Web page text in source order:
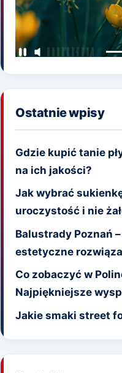
Ostatnie wpisy
Gdzie kupić tanie
na ich jakości?
Jak wybrać
uroczystość i nie
Balustrady Poznań
estetyczne
Co zobaczyć w
Najpiękniejsze
Jakie smaki street